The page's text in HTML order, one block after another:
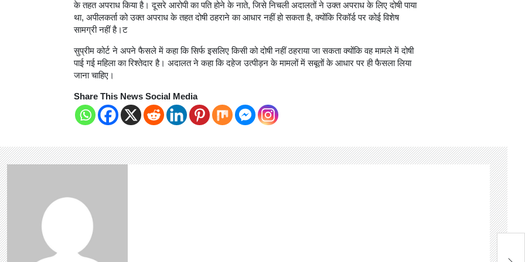
के तहत अपराध किया है। दूसरे आरोपी का पति होने के नाते, जिसे निचली अदालतों ने उक्त अपराध के लिए दोषी पाया
था, अपीलकर्ता को उक्त अपराध के तहत दोषी ठहराने का आधार नहीं हो सकता है, क्योंकि रिकॉर्ड पर कोई विशेष
सामग्री नहीं है।ट
सुप्रीम कोर्ट ने अपने फैसले में कहा कि सिर्फ इसलिए किसी को दोषी नहीं ठहराया जा सकता क्योंकि वह मामले में दोषी
पाई गई महिला का रिश्तेदार है। अदालत ने कहा कि दहेज उत्पीड़न के मामलों में सबूतों के आधार पर ही फैसला लिया
जाना चाहिए।
Share This News Social Media